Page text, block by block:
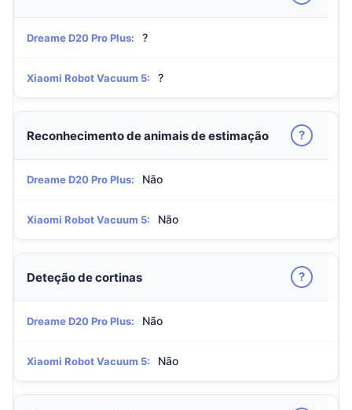
Dreame D20 Pro Plus: ?
Xiaomi Robot Vacuum 5: ?
Reconhecimento de animais de estimação ?
Dreame D20 Pro Plus: Não
Xiaomi Robot Vacuum 5: Não
Deteção de cortinas ?
Dreame D20 Pro Plus: Não
Xiaomi Robot Vacuum 5: Não